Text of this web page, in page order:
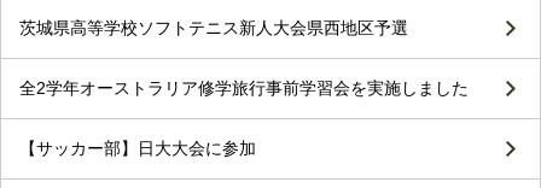
茨城県高等学校ソフトテニス新人大会県西地区予選
全2学年オーストラリア修学旅行事前学習会を実施しました
【サッカー部】日大大会に参加